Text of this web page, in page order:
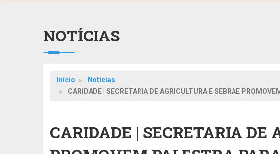
NOTÍCIAS
Início
Notícias
CARIDADE | SECRETARIA DE AGRICULTURA E SEBRAE
CARIDADE | SECRETARIA DE